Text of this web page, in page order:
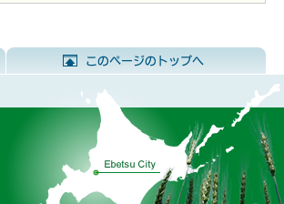
前のページに戻る